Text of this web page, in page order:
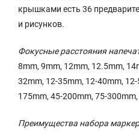
крышками есть 36
и рисунков.
Фокусные расстояния
8mm, 9mm, 12mm, 12.5mm,
32mm, 12-35mm, 12-40mm,
175mm, 45-200mm, 75-
Преимущества набора